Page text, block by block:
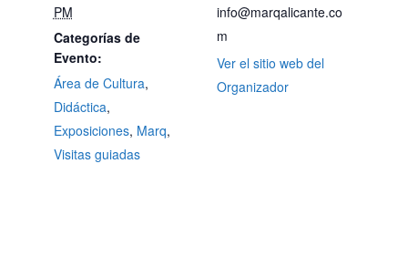
PM
Categorías de
Evento:
Área de Cultura,
Didáctica,
Exposiciones, Marq,
Visitas guiadas
info@marqalicante.co
m
Ver el sitio web del
Organizador